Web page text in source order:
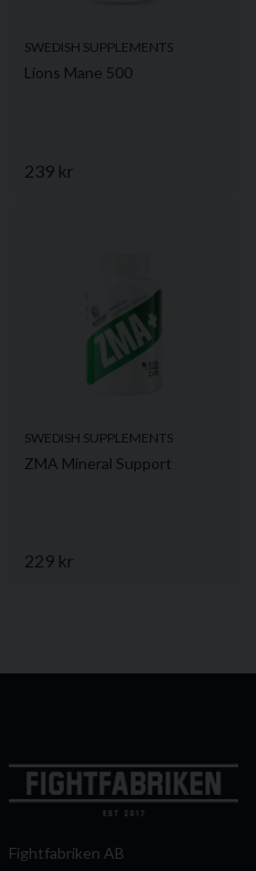
SWEDISH SUPPLEMENTS
Lions Mane 500
239 kr
SWEDISH SUPPLEMENTS
ZMA Mineral Support
229 kr
Fightfabriken AB